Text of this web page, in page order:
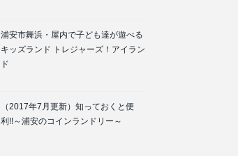
浦安市舞浜・屋内で子ども達が遊べる
キッズランド トレジャーズ！アイラン
ド
（2017年7月更新）知っておくと便
利!!～浦安のコインランドリー～